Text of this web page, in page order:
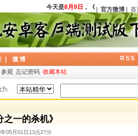
今天是8月9日， 《时务报》（中国）
官方微博 首
微博
RSS
参观 忘记密码 收藏本站
一的杀机》
05月01日13点27分